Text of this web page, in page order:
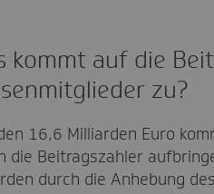
kommt auf die
zu?
16,6 Milliarden Euro
die Beitragszahler
durch die Anhebung